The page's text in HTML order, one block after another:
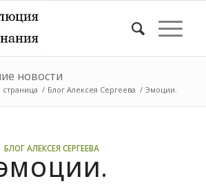
новости
/ Блог Алексея Сергеева / Эмоции.
БЛОГ АЛЕКСЕЯ СЕРГЕЕВА